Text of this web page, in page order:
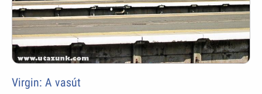
Virgin: A vasút